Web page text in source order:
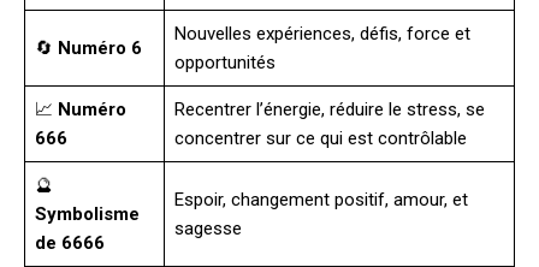
🔄 Numéro 6
Nouvelles expériences, défis, force et
opportunités
📈 Numéro
666
Recentrer l’énergie, réduire le stress, se
concentrer sur ce qui est contrôlable
🔮
Symbolisme
de 6666
Espoir, changement positif, amour, et
sagesse